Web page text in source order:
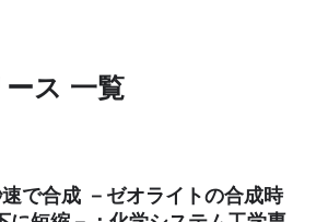
ス 一覧
で合成 －ゼオライトの合成時